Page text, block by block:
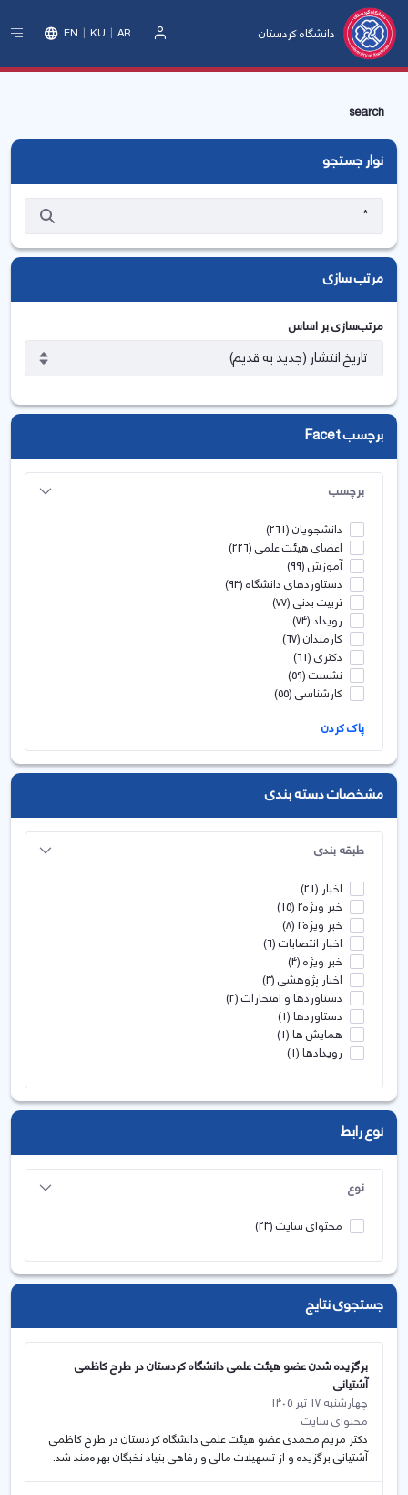
دانشگاه کردستان EN KU AR
search
نوار جستجو
مرتب سازی
مرتب‌سازی بر اساس
برچسب Facet
برچسب
دانشجویان(261)
اعضای هیئت علمی(226)
آموزش(99)
دستاوردهای دانشگاه(93)
تربیت بدنی(77)
رویداد(74)
کارمندان(67)
دکتری(61)
نشست(59)
کارشناسی(55)
پاک کردن
مشخصات دسته بندی
طبقه بندی
اخبار (21)
خبر ویژه2 (15)
خبر ویژه3 (8)
اخبار انتصابات(6)
خبر ویژه(4)
اخبار پژوهشی(3)
دستاوردها و افتخارات(2)
دستاوردها(1)
همایش ها(1)
رویدادها(1)
نوع رابط
نوع
محتوای سایت(23)
جستجوی نتایج
برگزیده شدن عضو هیئت علمی دانشگاه کردستان در طرح کاظمی
آشتیانی
چهارشنبه 17 تیر 1405
محتوای سایت
دکتر مریم محمدی عضو هیئت علمی دانشگاه کردستان در طرح کاظمی
آشتیانی برگزیده و از تسهیلات مالی و رفاهی بنیاد نخبگان بهره‌مند شد.